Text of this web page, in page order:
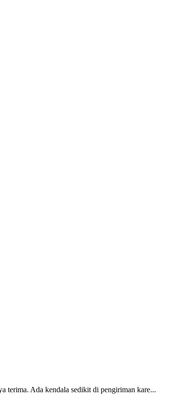
terima. Ada kendala sedikit di pengiriman kare...